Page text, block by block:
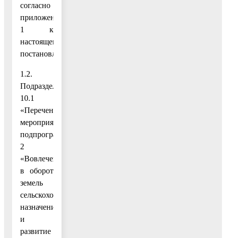
согласно
приложению
1 к
настоящему
постановлению;
1.2.
Подраздел
10.1
«Перечень
мероприятий
подпрограммы
2
«Вовлечение
в оборот
земель
сельскохозяйственного
назначения
и
развитие